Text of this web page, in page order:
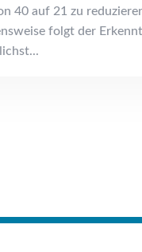
40 auf 21 zu
folgt der